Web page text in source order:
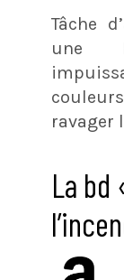
Tâche
une
ravager
La bd